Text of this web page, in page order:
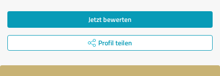
Jetzt bewerten
Profil teilen